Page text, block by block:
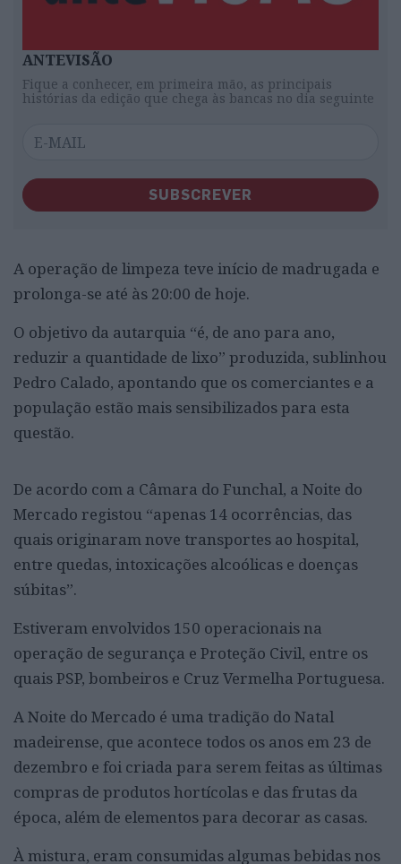
ANTEVISÃO
Fique a conhecer, em primeira mão, as principais
histórias da edição que chega às bancas no dia seguinte
SUBSCREVER
A operação de limpeza teve início de madrugada e
prolonga-se até às 20:00 de hoje.
O objetivo da autarquia “é, de ano para ano,
reduzir a quantidade de lixo” produzida, sublinhou
Pedro Calado, apontando que os comerciantes e a
população estão mais sensibilizados para esta
questão.
De acordo com a Câmara do Funchal, a Noite do
Mercado registou “apenas 14 ocorrências, das
quais originaram nove transportes ao hospital,
entre quedas, intoxicações alcoólicas e doenças
súbitas”.
Estiveram envolvidos 150 operacionais na
operação de segurança e Proteção Civil, entre os
quais PSP, bombeiros e Cruz Vermelha Portuguesa.
A Noite do Mercado é uma tradição do Natal
madeirense, que acontece todos os anos em 23 de
dezembro e foi criada para serem feitas as últimas
compras de produtos hortícolas e das frutas da
época, além de elementos para decorar as casas.
À mistura, eram consumidas algumas bebidas nos